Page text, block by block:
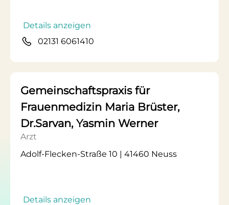
Details anzeigen
02131 6061410
Gemeinschaftspraxis für
Frauenmedizin Maria Brüster,
Dr.Sarvan, Yasmin Werner
Arzt
Adolf-Flecken-Straße 10 | 41460 Neuss
Details anzeigen